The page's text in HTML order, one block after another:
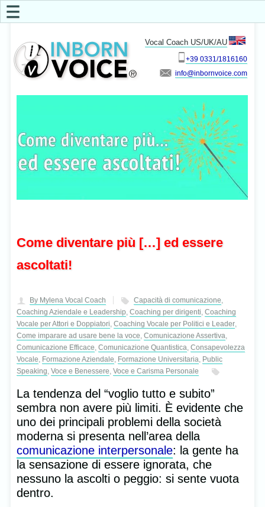
Vocal Coach US/UK/AU
+39 0331/1816160
info
☰
Come diventare più […] ed essere
ascoltati!
By Mylena Vocal Coach Capacità di comunicazione,
Coaching Aziendale e Leadership, Coaching per dirigenti, Coaching
Vocale per Attori e Doppiatori, Coaching Vocale per Politici e Leader,
Come imparare ad usare bene la voce, Comunicazione Assertiva,
Comunicazione Efficace, Comunicazione Quantistica, Consapevolezza
Vocale, Formazione Aziendale, Formazione Universitaria, Public
Speaking, Voce e Benessere, Voce e Carisma Personale
La tendenza del “voglio tutto e subito”
sembra non avere più limiti. È evidente che
uno dei principali problemi della società
moderna si presenta nell’area della
comunicazione interpersonale: la gente ha
la sensazione di essere ignorata, che
nessuno la ascolti o peggio: si sente vuota
dentro.